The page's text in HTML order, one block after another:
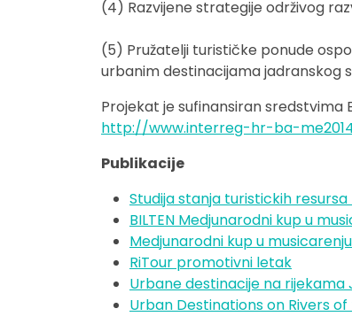
(4) Razvijene strategije održivog
(5) Pružatelji turističke ponude
urbanim destinacijama jadranskog
Projekat je sufinansiran sredstvima
http://www.interreg-hr-ba-
Publikacije
Studija stanja turistickih
BILTEN Medjunarodni kup u
Medjunarodni kup u
RiTour promotivni letak
Urbane destinacije na rijekama
Urban Destinations on Rivers